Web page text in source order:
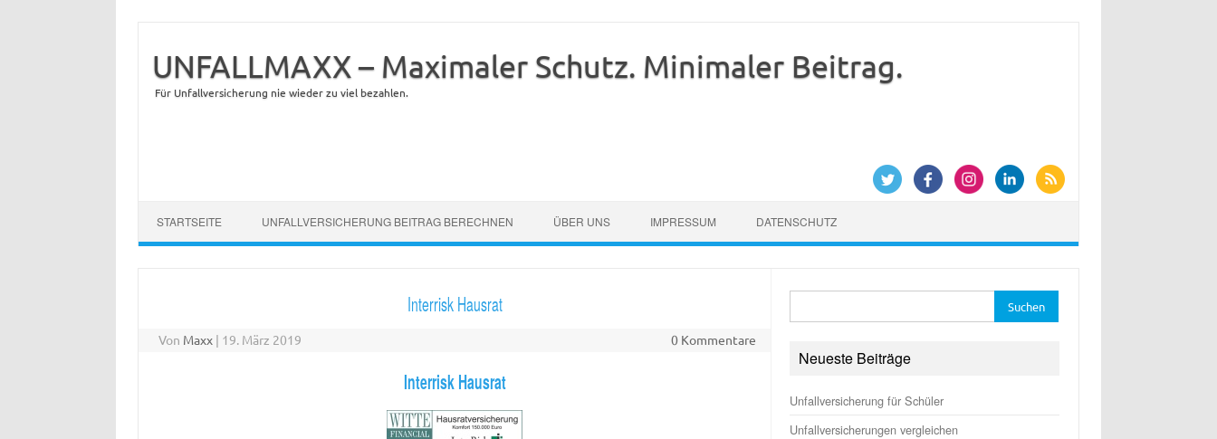
UNFALLMAXX – Maximaler Schutz. Minimaler Beitrag.
Für Unfallversicherung nie wieder zu viel bezahlen.
STARTSEITE UNFALLVERSICHERUNG BEITRAG BERECHNEN ÜBER UNS IMPRESSUM DATENSCHUTZ
Interrisk Hausrat
Von Maxx | 19. März 2019 0 Kommentare
Interrisk Hausrat
nach:
Neueste Beiträge
Unfallversicherung für Schüler
Unfallversicherungen vergleichen